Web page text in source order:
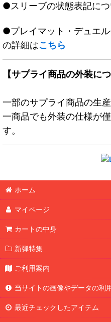
●スリーブの状態表記に
●プレイマット・デュエ
の詳細はこちら
【サプライ商品の外装につ
一部のサプライ商品の生
一商品でも外装の仕様が
す。
ホーム
マイページ
カートの中身
新弾特集
ご利用案内
当サイトの画像やデータの利
最近チェックしたアイテム